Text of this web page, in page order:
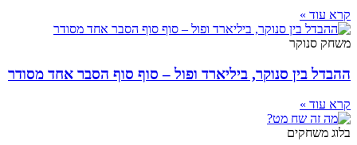
קרא עוד »
משחק סנוקר
ההבדל בין סנוקר, ביליארד ופול – סוף סוף הסבר אחד מסודר
קרא עוד »
בלוג משחקים